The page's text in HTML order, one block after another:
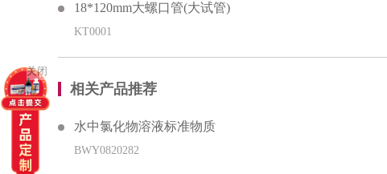
18*120mm大螺口管(大试管)
KT0001
相关产品推荐
水中氯化物溶液标准物质
BWY0820282
关闭